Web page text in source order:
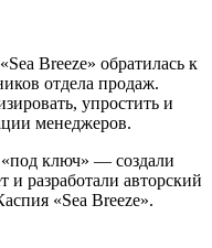
Breeze» обратилась к
отдела продаж.
упростить и
менеджеров.
ключ» — создали
разработали авторский
«Sea Breeze».